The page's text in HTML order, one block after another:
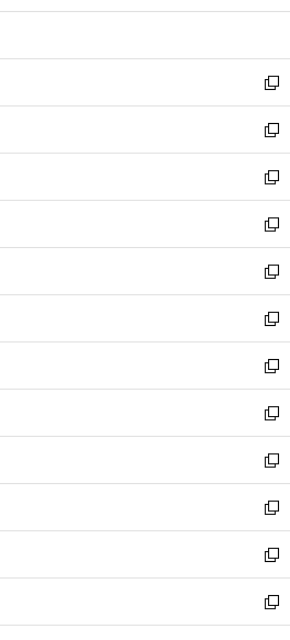
開
ウ
開
く
ン
ウ
で
開
く
ウ
ン
ド
ウ
で
開
く
新
し
い
ウ
ィ
ン
ド
ウ
で
開
く
新
し
い
ウ
ィ
ン
ド
ウ
で
開
く
新
し
い
ウ
ィ
ン
ド
ウ
で
開
く
新
し
い
ウ
ィ
ン
ド
ウ
で
開
く
新
し
い
ウ
ィ
ン
ド
ウ
で
開
く
新
し
い
ウ
ィ
ン
ド
ウ
で
開
く
新
し
い
ウ
ィ
ン
ド
ウ
で
開
く
新
し
い
ウ
ィ
ン
ド
ウ
で
開
新
し
い
ウ
ィ
ン
ド
ウ
新
し
い
ウ
ィ
ン
新
し
い
ウ
新
し